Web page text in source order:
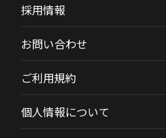
採用情報
お問い合わせ
ご利用規約
個人情報について